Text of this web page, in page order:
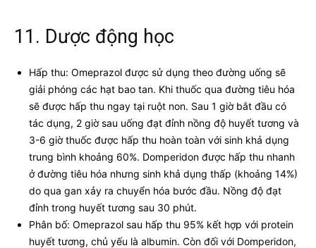
11. Dược động học
Hấp thu: Omeprazol được sử dụng theo đường uống sẽ
giải phóng các hạt bao tan. Khi thuốc qua đường tiêu hóa
sẽ được hấp thu ngay tại ruột non. Sau 1 giờ bắt đầu có
tác dụng, 2 giờ sau uống đạt đỉnh nồng độ huyết tương và
3-6 giờ thuốc được hấp thu hoàn toàn với sinh khả dụng
trung bình khoảng 60%. Domperidon được hấp thu nhanh
ở đường tiêu hóa nhưng sinh khả dụng thấp (khoảng 14%)
do qua gan xảy ra chuyển hóa bước đầu. Nồng độ đạt
đỉnh trong huyết tương sau 30 phút.
Phân bố: Omeprazol sau hấp thu 95% kết hợp với protein
huyết tương, chủ yếu là albumin. Còn đối với Domperidon,